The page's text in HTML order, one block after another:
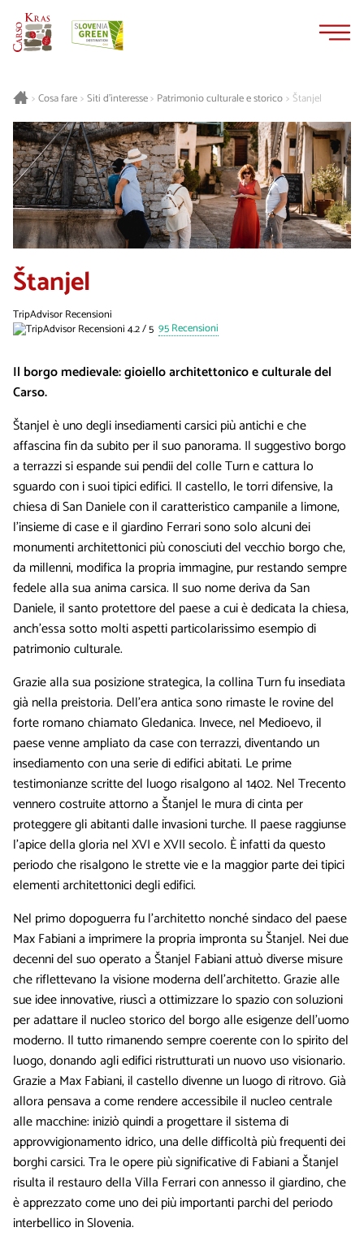
>Cosa fare> Siti d’interesse> Patrimonio culturale e storico>Štanjel
Štanjel
TripAdvisor Recensioni
95 Recensioni
Il borgo medievale: gioiello architettonico e culturale del
Carso.
Štanjel è uno degli insediamenti carsici più antichi e che
affascina fin da subito per il suo panorama. Il suggestivo borgo
a terrazzi si espande sui pendii del colle Turn e cattura lo
sguardo con i suoi tipici edifici. Il castello, le torri difensive, la
chiesa di San Daniele con il caratteristico campanile a limone,
l’insieme di case e il giardino Ferrari sono solo alcuni dei
monumenti architettonici più conosciuti del vecchio borgo che,
da millenni, modifica la propria immagine, pur restando sempre
fedele alla sua anima carsica. Il suo nome deriva da San
Daniele, il santo protettore del paese a cui è dedicata la chiesa,
anch’essa sotto molti aspetti particolarissimo esempio di
patrimonio culturale.
Grazie alla sua posizione strategica, la collina Turn fu insediata
già nella preistoria. Dell’era antica sono rimaste le rovine del
forte romano chiamato Gledanica. Invece, nel Medioevo, il
paese venne ampliato da case con terrazzi, diventando un
insediamento con una serie di edifici abitati. Le prime
testimonianze scritte del luogo risalgono al 1402. Nel Trecento
vennero costruite attorno a Štanjel le mura di cinta per
proteggere gli abitanti dalle invasioni turche. Il paese raggiunse
l’apice della gloria nel XVI e XVII secolo. È infatti da questo
periodo che risalgono le strette vie e la maggior parte dei tipici
elementi architettonici degli edifici.
Nel primo dopoguerra fu l’architetto nonché sindaco del paese
Max Fabiani a imprimere la propria impronta su Štanjel. Nei due
decenni del suo operato a Štanjel Fabiani attuò diverse misure
che riflettevano la visione moderna dell’architetto. Grazie alle
sue idee innovative, riuscì a ottimizzare lo spazio con soluzioni
per adattare il nucleo storico del borgo alle esigenze dell’uomo
moderno. Il tutto rimanendo sempre coerente con lo spirito del
luogo, donando agli edifici ristrutturati un nuovo uso visionario.
Grazie a Max Fabiani, il castello divenne un luogo di ritrovo. Già
allora pensava a come rendere accessibile il nucleo centrale
alle macchine: iniziò quindi a progettare il sistema di
approvvigionamento idrico, una delle difficoltà più frequenti dei
borghi carsici. Tra le opere più significative di Fabiani a Štanjel
risulta il restauro della Villa Ferrari con annesso il giardino, che
è apprezzato come uno dei più importanti parchi del periodo
interbellico in Slovenia.